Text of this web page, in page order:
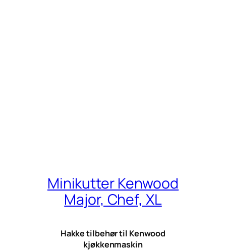
Minikutter Kenwood
Major, Chef, XL
Hakke tilbehør til Kenwood
kjøkkenmaskin